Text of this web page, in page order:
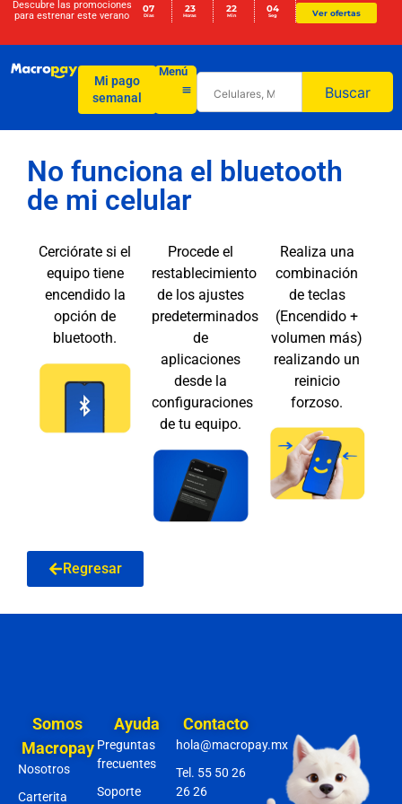
Descubre las promociones
para estrenar este verano
07
Días
23
Horas
22
Min
04
Seg Ver ofertas
Mi pago
semanal
Menú
Buscar
No funciona el bluetooth
de mi celular
Cerciórate si el
equipo tiene
encendido la
opción de
bluetooth.
Procede el
restablecimiento
de los ajustes
predeterminados
de
aplicaciones
desde la
configuraciones
de tu equipo.
Realiza una
combinación
de teclas
(Encendido +
volumen más)
realizando un
reinicio
forzoso.
Regresar
Somos
Macropay
Nosotros
Carterita
Ayuda
Preguntas
frecuentes
Soporte
Contacto
hola@macropay.mx
Tel. 55 50 26
26 26